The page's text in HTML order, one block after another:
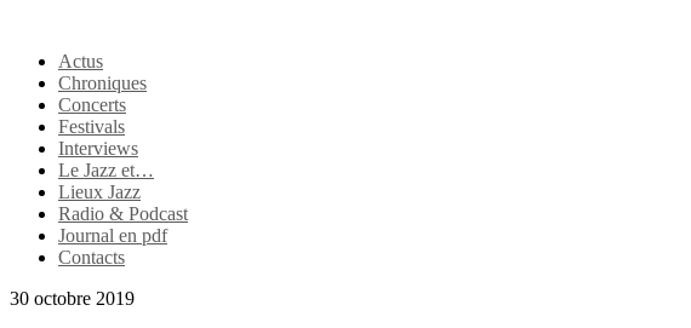
Actus
Chroniques
Concerts
Festivals
Interviews
Le Jazz et…
Lieux Jazz
Radio & Podcast
Journal en pdf
Contacts
30 octobre 2019